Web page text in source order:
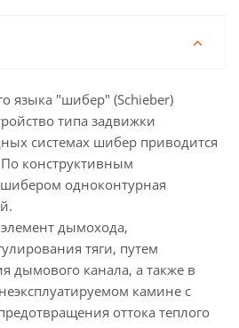
языка "шибер" (Schieber)
типа задвижки
системах шибер приводится
конструктивным
одноконтурная
дымохода,
тяги, путем
дымового канала, а также в
камине с
оттока теплого